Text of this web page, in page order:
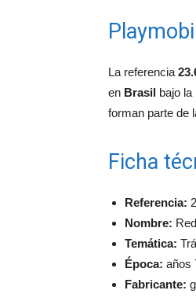
La referencia
en Brasil bajo
forman parte de
Ficha
Referencia:
Nombre:
Temática:
Época: años
Fabricante: